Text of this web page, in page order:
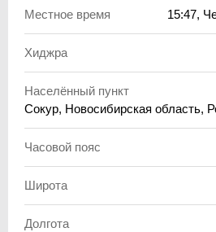
Местное время 15:47,
Хиджра
Населённый пункт
Сокур, Новосибирская область,
Часовой пояс
Широта
Долгота